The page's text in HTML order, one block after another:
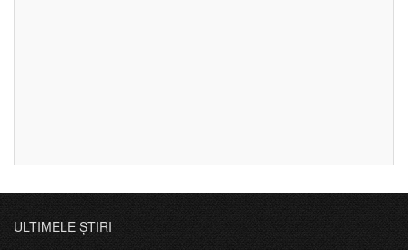
ULTIMELE ȘTIRI